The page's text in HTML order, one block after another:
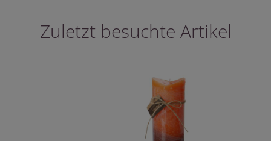
Zuletzt besuchte Artikel